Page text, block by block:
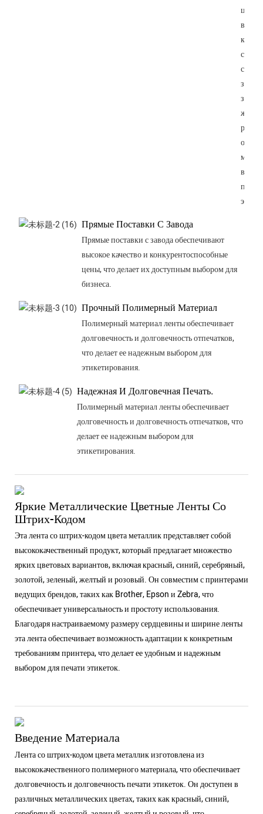
Прямые Поставки С Завода
Прямые поставки с завода обеспечивают
высокое качество и конкурентоспособные
цены, что делает их доступным выбором для
бизнеса.
Прочный Полимерный Материал
Полимерный материал ленты обеспечивает
долговечность и долговечность отпечатков,
что делает ее надежным выбором для
этикетирования.
Надежная И Долговечная Печать.
Полимерный материал ленты обеспечивает
долговечность и долговечность отпечатков, что
делает ее надежным выбором для
этикетирования.
Яркие Металлические Цветные Ленты Со
Штрих-Кодом
Эта лента со штрих-кодом цвета металлик представляет собой
высококачественный продукт, который предлагает множество
ярких цветовых вариантов, включая красный, синий, серебряный,
золотой, зеленый, желтый и розовый. Он совместим с принтерами
ведущих брендов, таких как Brother, Epson и Zebra, что
обеспечивает универсальность и простоту использования.
Благодаря настраиваемому размеру сердцевины и ширине ленты
эта лента обеспечивает возможность адаптации к конкретным
требованиям принтера, что делает ее удобным и надежным
выбором для печати этикеток.
Введение Материала
Лента со штрих-кодом цвета металлик изготовлена ​​из
высококачественного полимерного материала, что обеспечивает
долговечность и долговечность печати этикеток. Он доступен в
различных металлических цветах, таких как красный, синий,